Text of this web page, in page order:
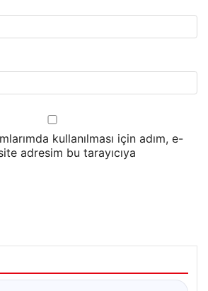
kullanılması için adım, e-
adresim bu tarayıcıya